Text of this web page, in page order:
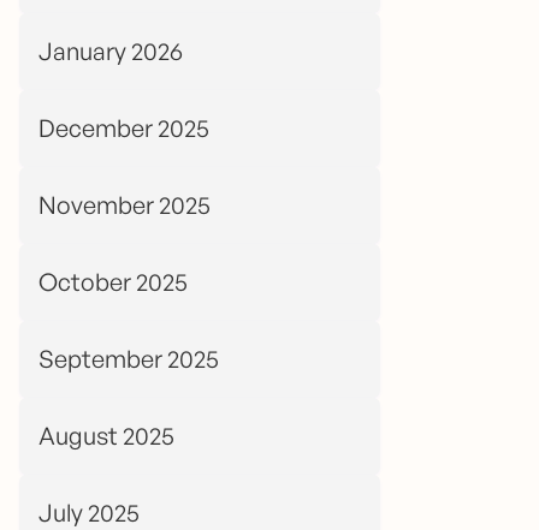
January 2026
December 2025
November 2025
October 2025
September 2025
August 2025
July 2025